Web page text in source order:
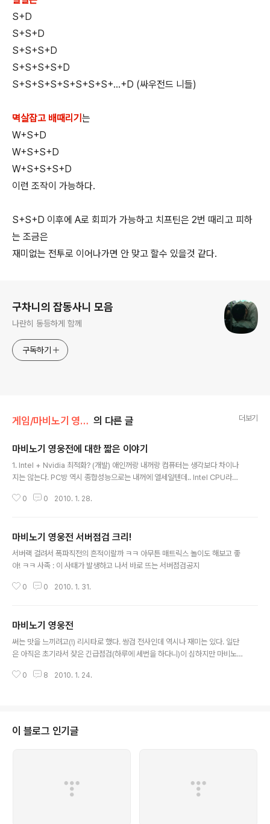
S+D
S+S+D
S+S+S+D
S+S+S+S+D
S+S+S+S+S+S+S+S+...+D (싸우전드 니들)
멱살잡고 배때리기 는
W+S+D
W+S+S+D
W+S+S+S+D
이런 조작이 가능하다.
S+S+D 이후에 A로 회피가 가능하고 치프틴은 2번 때리고 피하
는 조금은
재미없는 전투로 이어나가면 안 맞고 할수 있을것 같다.
구차니의 잡동사니 모음
나란히 동등하게 함께
구독하기
게임/마비노기 영웅전 의 다른 글 더보기
마비노기 영웅전에 대한 짧은 이야기
1. Intel + Nvidia 최적화? (개발) 애인꺼랑 내꺼랑 컴퓨터는 생각보다 차이나
지는 않는다. PC방 역시 종합성능으로는 내꺼에 열세일텐데.. Intel CPU라서
2. 마비노기 영웅전 beta (운영) 구글의 beta 정책인가. 솔찍히 너무 자주 서버
심히 수정하고 있구나! 라는 안도감이 들기 때문이다. 3. UI / 시스템의 아쉬움
(시스템) a. 보스를 잡으면 시네마틱하게 보여주는데 대화창이 화면을 가린다거
나, 각종 상태 메시지가 나오기 때문에(갑옷이 파괴되..
0 0 2010. 1. 28.
마비노기 영웅전 서버점검 크리!
서버랙 걸려서 폭파직전의 흔적이랄까 ㅋㅋ 아무튼 매트릭스 놀이도 해보고 좋
아! ㅋㅋ 사족 : 이 사태가 발생하고 나서 바로 뜨는 서버점검공지
0 0 2010. 1. 31.
마비노기 영웅전
써는 맛을 느끼려고(!) 리시타로 했다. 쌍검 전사인데 역시나 재미는 있다. 일단
은 아직은 초기라서 잦은 긴급점검(하루에 세번을 하다니)이 심하지만 마비노기
마비는 마비인지라.. 퍼거스가 출현하시고 대사도 비슷한다. 너.. 이거 뽀개먹었
0 8 2010. 1. 24.
이 블로그 인기글